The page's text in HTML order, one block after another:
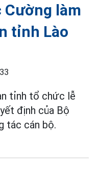
làm
tỉnh Lào
tỉnh tổ chức lễ
định của Bộ
tác cán bộ.